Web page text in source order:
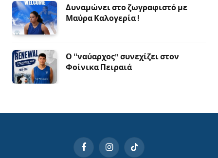
Δυναμώνει στο ζωγραφιστό με
Μαύρα Καλογερία !
Ο “ναύαρχος” συνεχίζει στον
Φοίνικα Πειραιά
FacebookInstagramTikTok